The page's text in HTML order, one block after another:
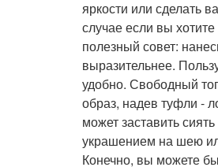
яркости или сделать
случае если вы
полезный совет:
выразительнее.
удобно. Свободный
образ, надев туфли -
может заставить
украшением на шею
Конечно, вы можете